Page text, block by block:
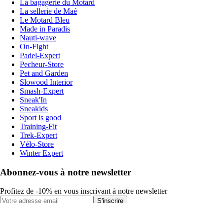
La bagagerie du Motard
La sellerie de Maé
Le Motard Bleu
Made in Paradis
Nauti-wave
On-Fight
Padel-Expert
Pecheur-Store
Pet and Garden
Slowood Interior
Smash-Expert
Sneak'In
Sneakids
Sport is good
Training-Fit
Trek-Expert
Vélo-Store
Winter Expert
Abonnez-vous à notre newsletter
Profitez de -10% en vous inscrivant à notre newsletter
S'inscrire